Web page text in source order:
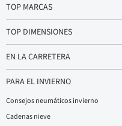
TOP MARCAS
TOP DIMENSIONES
EN LA CARRETERA
PARA EL INVIERNO
Consejos neumáticos invierno
Cadenas nieve